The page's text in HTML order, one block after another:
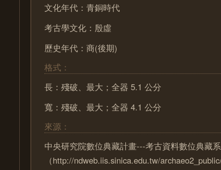
文化年代：青銅時代
考古學文化：殷虛
歷史年代：商(後期)
格式：
長：殘破、最大；全器 5.1 公分
寬：殘破、最大；全器 4.1 公分
來源：
中央研究院數位典藏計畫---考古資料數位典藏
（http://ndweb.iis.sinica.edu.tw/